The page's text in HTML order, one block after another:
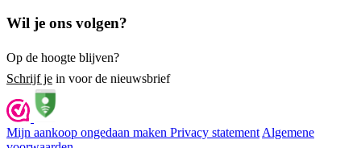
Wil je ons volgen?
Op de hoogte blijven?
Schrijf je in voor de nieuwsbrief
Mijn aankoop ongedaan maken Privacy statement Algemene